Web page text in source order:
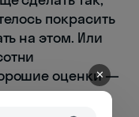
покрасить
на этом. Или
оценки —
✕